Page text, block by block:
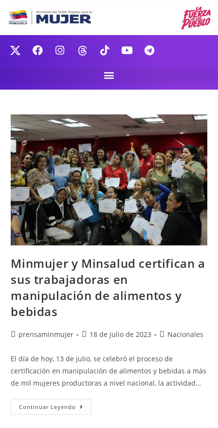
Minmujer y Minsalud certifican a
sus trabajadoras en
manipulación de alimentos y
bebidas
prensaminmujer 18 de julio de 2023 Nacionales
El día de hoy, 13 de julio, se celebró el proceso de
certificación en manipulación de alimentos y bebidas a más
de mil mujeres productoras a nivel nacional, la actividad…
Continuar Leyendo